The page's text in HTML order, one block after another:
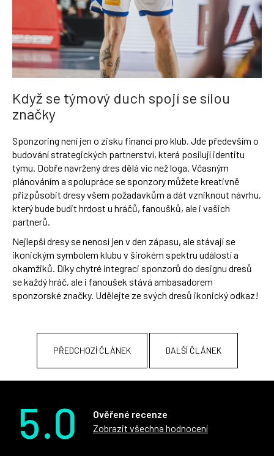
Když se týmový duch spojí se sílou
značky
Sponzoring není jen o zisku financí pro klub. Jde především o
budování strategických partnerství, která posilují identitu
týmu. Dobře navržený dres dělá víc než loga. Včasným
plánováním a spolupráce se sponzory můžete kreativně
přizpůsobit dresy všem požadavkům a dát vzniknout návrhu,
který bude budit hrdost u hráčů, fanoušků, ale i vašich
partnerů.
Nejlepší dresy se nenosí jen v den zápasu, ale stávají se
ikonickým symbolem klubu v širokém spektru událostí a
okamžiků. Díky chytré integraci sponzorů do designu dresů
se každý hráč, ale i fanoušek stává ambasadorem
sponzorské značky. Udělejte ze svých dresů ikonický odkaz!
PŘEDCHOZÍ ČLÁNEK DALŠÍ ČLÁNEK
5.0
Ověřené recenze
Zobrazit všechna hodnocení